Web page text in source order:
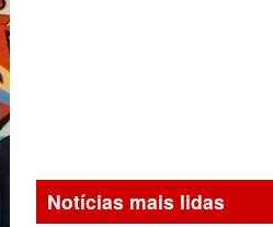
Notícias mais lidas